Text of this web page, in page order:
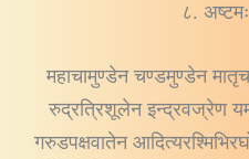
८.
महाचामुण्डेन चण्डमुण्डेन
रुद्रत्रिशूलेन इन्द्रवज्रेण
गरुडपक्षवातेन